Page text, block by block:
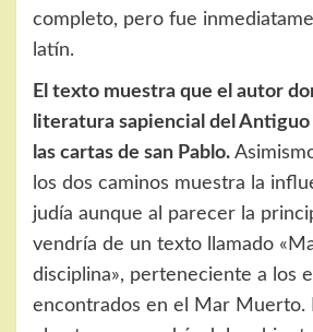
completo, pero fue
latín.
El texto muestra que el autor
literatura sapiencial del
las cartas de san Pablo.
los dos caminos muestra la
judía aunque al parecer la
vendría de un texto llamado
disciplina», perteneciente a los
encontrados en el Mar Muerto.